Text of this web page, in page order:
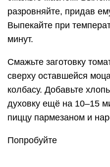
разровняйте, придав
Выпекайте при
минут.
Смажьте заготовку
сверху оставшейся
колбасу. Добавьте
духовку ещё на 10–15
пиццу пармезаном и
Попробуйте